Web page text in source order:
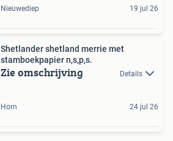
Nieuwediep 19 jul 26
Shetlander shetland merrie met
stamboekpapier n,s,p,s.
Zie omschrijving Details
Horn 24 jul 26